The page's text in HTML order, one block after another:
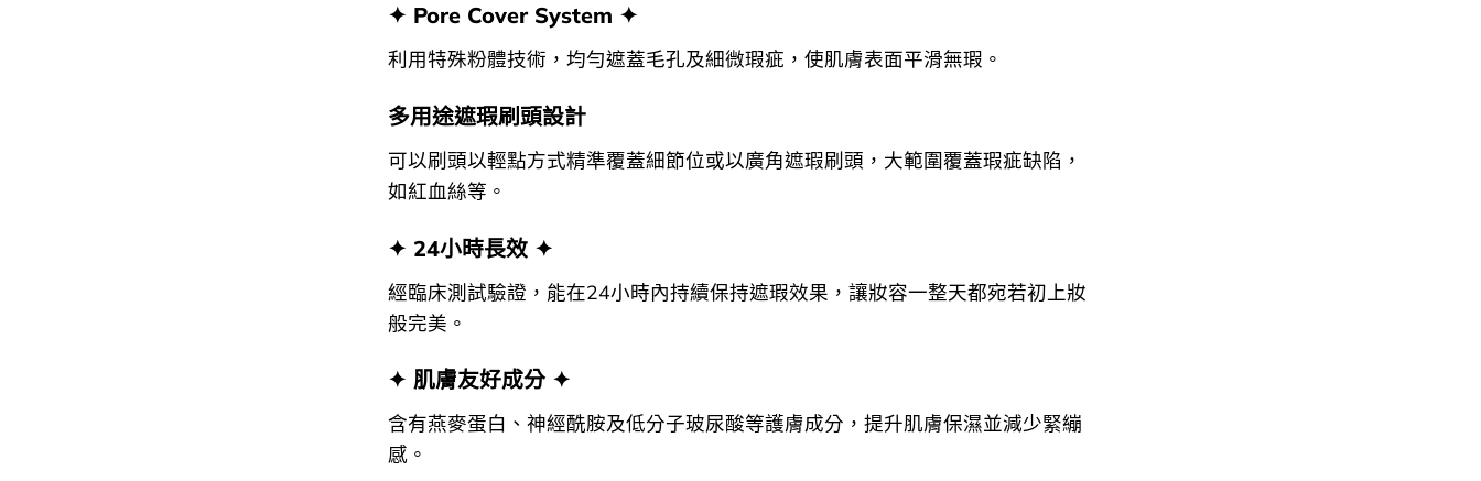
✦ Pore Cover System ✦
利用特殊粉體技術，均勻遮蓋毛孔及細微瑕疵，使肌膚表面平滑無瑕。
多用途遮瑕刷頭設計
可以刷頭以輕點方式精準覆蓋細節位或以廣角遮瑕刷頭，大範圍覆蓋瑕疵缺陷，
如紅血絲等。
✦ 24小時長效 ✦
經臨床測試驗證，能在24小時內持續保持遮瑕效果，讓妝容一整天都宛若初上妝
般完美。
✦ 肌膚友好成分 ✦
含有燕麥蛋白、神經酰胺及低分子玻尿酸等護膚成分，提升肌膚保濕並減少緊繃
感。